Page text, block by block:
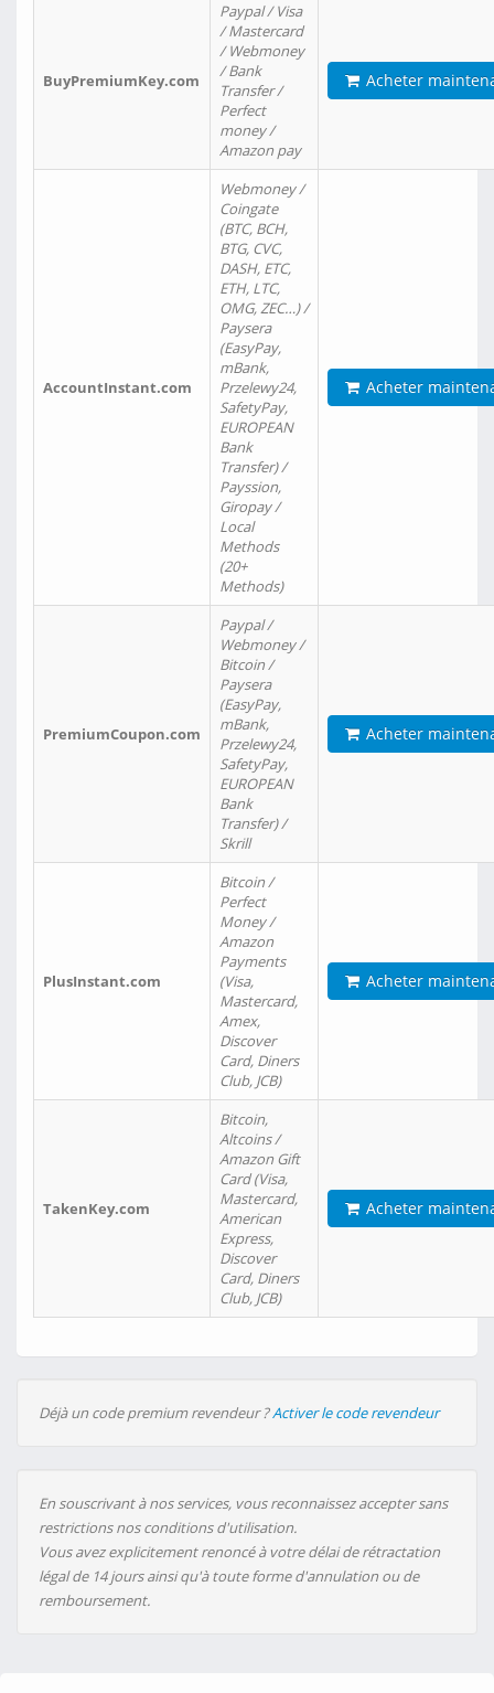
BuyPremiumKey.com
Paypal / Visa
/ Mastercard
/ Webmoney
/ Bank
Transfer /
Perfect
money /
Amazon pay
Acheter
AccountInstant.com
Webmoney /
Coingate
(BTC, BCH,
BTG, CVC,
DASH, ETC,
ETH, LTC,
OMG, ZEC…) /
Paysera
(EasyPay,
mBank,
Przelewy24,
SafetyPay,
EUROPEAN
Bank
Transfer) /
Payssion,
Giropay /
Local
Methods
(20+
Methods)
Acheter
PremiumCoupon.com
Paypal /
Webmoney /
Bitcoin /
Paysera
(EasyPay,
mBank,
Przelewy24,
SafetyPay,
EUROPEAN
Bank
Transfer) /
Skrill
Acheter
PlusInstant.com
Bitcoin /
Perfect
Money /
Amazon
Payments
(Visa,
Mastercard,
Amex,
Discover
Card, Diners
Club, JCB)
Acheter
TakenKey.com
Bitcoin,
Altcoins /
Amazon Gift
Card (Visa,
Mastercard,
American
Express,
Discover
Card, Diners
Club, JCB)
Acheter
Déjà un code premium revendeur ?Activer le code revendeur
En souscrivant à nos services, vous reconnaissez accepter sans
restrictions nos conditions d'utilisation.
Vous avez explicitement renoncé à votre délai de rétractation
légal de 14 jours ainsi qu'à toute forme d'annulation ou de
remboursement.